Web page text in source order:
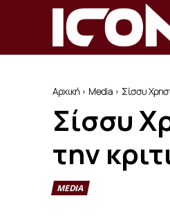
Αρχική Media Σίσσυ
Σίσσυ
την
MEDIA